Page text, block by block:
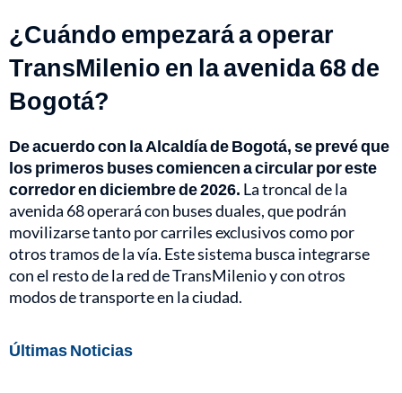
¿Cuándo empezará a operar
TransMilenio en la avenida 68 de
Bogotá?
De acuerdo con la Alcaldía de Bogotá, se prevé que
los primeros buses comiencen a circular por este
corredor en diciembre de 2026. La troncal de la
avenida 68 operará con buses duales, que podrán
movilizarse tanto por carriles exclusivos como por
otros tramos de la vía. Este sistema busca integrarse
con el resto de la red de TransMilenio y con otros
modos de transporte en la ciudad.
Últimas Noticias